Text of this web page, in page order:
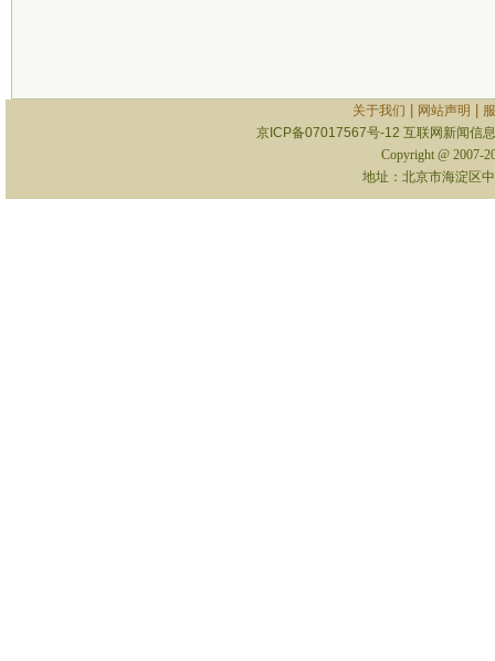
关于我们 网站声明
京ICP备07017567号-12 互联网新闻信
Copyright @ 2007-
地址：北京市海淀区